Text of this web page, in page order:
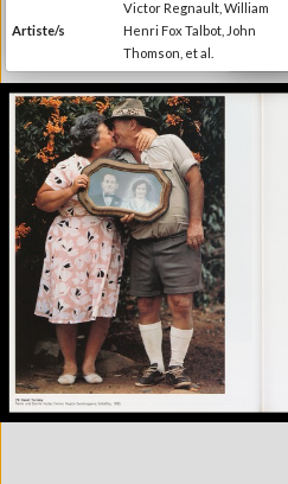
Artiste/s
Victor Regnault, William
Henri Fox Talbot, John
Thomson, et al.
Auteur/s de la
préface
Charles-Henri Favrod
(Préface), Nikolas
Kerkenrath (Introduction)
Editeur
Ed. Braus
Lieu d'édition
Heidelberg
Date d'édition
1994
Série/Collection
Collection du Musée de
l'Elysée, Lausanne
Catégorie
Musées, colletions,
expositions
Type de reliure
Broché
Nombre
d'images
152
Information
images
Couleur, Noir & Blanc
Nombre de
152 pages